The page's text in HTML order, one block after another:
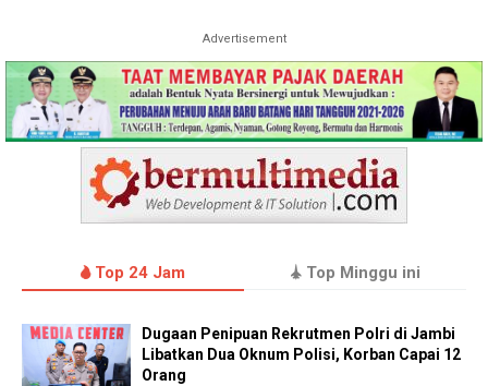
Advertisement
Top 24 Jam Top Minggu ini
Dugaan Penipuan Rekrutmen Polri di Jambi
Libatkan Dua Oknum Polisi, Korban Capai 12
Orang